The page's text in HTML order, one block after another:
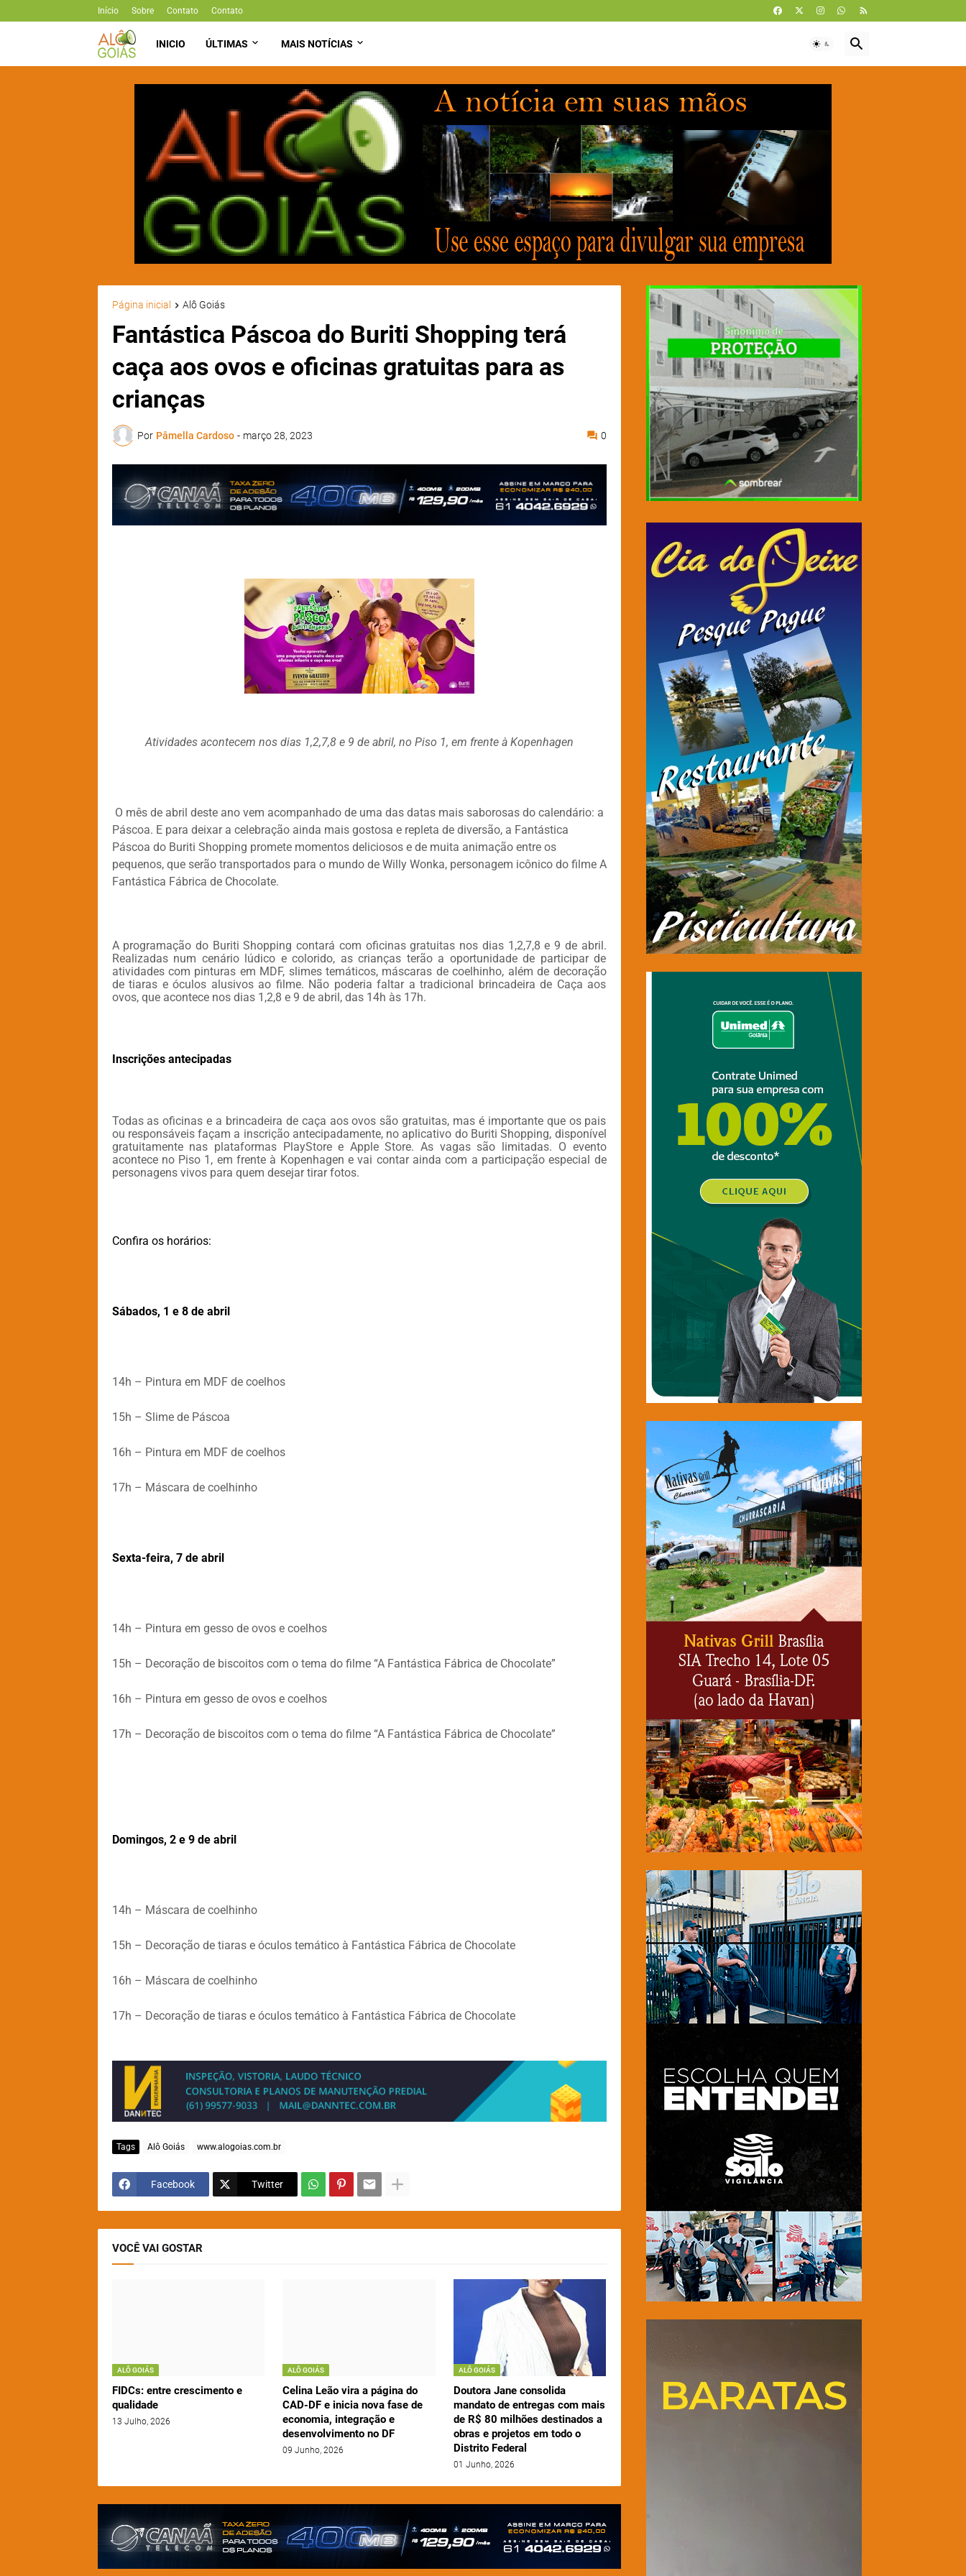
Início Sobre Contato Contato
INICIO ÚLTIMAS MAIS NOTÍCIAS
Página inicial Alô Goiás
Fantástica Páscoa do Buriti Shopping terá
caça aos ovos e oficinas gratuitas para as
crianças
Por Pâmella Cardoso - março 28, 2023 0
Atividades acontecem nos dias 1,2,7,8 e 9 de abril, no Piso 1, em frente à Kopenhagen
O mês de abril deste ano vem acompanhado de uma das datas mais saborosas do calendário: a
Páscoa. E para deixar a celebração ainda mais gostosa e repleta de diversão, a Fantástica
Páscoa do Buriti Shopping promete momentos deliciosos e de muita animação entre os
pequenos, que serão transportados para o mundo de Willy Wonka, personagem icônico do filme A
Fantástica Fábrica de Chocolate.
A programação do Buriti Shopping contará com oficinas gratuitas nos dias 1,2,7,8 e 9 de abril.
Realizadas num cenário lúdico e colorido, as crianças terão a oportunidade de participar de
atividades com pinturas em MDF, slimes temáticos, máscaras de coelhinho, além de decoração
de tiaras e óculos alusivos ao filme. Não poderia faltar a tradicional brincadeira de Caça aos
ovos, que acontece nos dias 1,2,8 e 9 de abril, das 14h às 17h.
Inscrições antecipadas
Todas as oficinas e a brincadeira de caça aos ovos são gratuitas, mas é importante que os pais
ou responsáveis façam a inscrição antecipadamente, no aplicativo do Buriti Shopping, disponível
gratuitamente nas plataformas PlayStore e Apple Store. As vagas são limitadas. O evento
acontece no Piso 1, em frente à Kopenhagen e vai contar ainda com a participação especial de
personagens vivos para quem desejar tirar fotos.
Confira os horários:
Sábados, 1 e 8 de abril
14h – Pintura em MDF de coelhos
15h – Slime de Páscoa
16h – Pintura em MDF de coelhos
17h – Máscara de coelhinho
Sexta-feira, 7 de abril
14h – Pintura em gesso de ovos e coelhos
15h – Decoração de biscoitos com o tema do filme “A Fantástica Fábrica de Chocolate”
16h – Pintura em gesso de ovos e coelhos
17h – Decoração de biscoitos com o tema do filme “A Fantástica Fábrica de Chocolate”
Domingos, 2 e 9 de abril
14h – Máscara de coelhinho
15h – Decoração de tiaras e óculos temático à Fantástica Fábrica de Chocolate
16h – Máscara de coelhinho
17h – Decoração de tiaras e óculos temático à Fantástica Fábrica de Chocolate
Tags Alô Goiás www.alogoias.com.br
Facebook Twitter
VOCÊ VAI GOSTAR
ALÔ GOIÁS
FIDCs: entre crescimento e
qualidade
13 Julho, 2026
ALÔ GOIÁS
Celina Leão vira a página do
CAD-DF e inicia nova fase de
economia, integração e
desenvolvimento no DF
09 Junho, 2026
ALÔ GOIÁS
Doutora Jane consolida
mandato de entregas com mais
de R$ 80 milhões destinados a
obras e projetos em todo o
Distrito Federal
01 Junho, 2026